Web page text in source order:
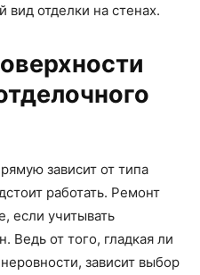
вид отделки на стенах.
зависит от типа
работать. Ремонт
если учитывать
Ведь от того, гладкая ли
зависит выбор